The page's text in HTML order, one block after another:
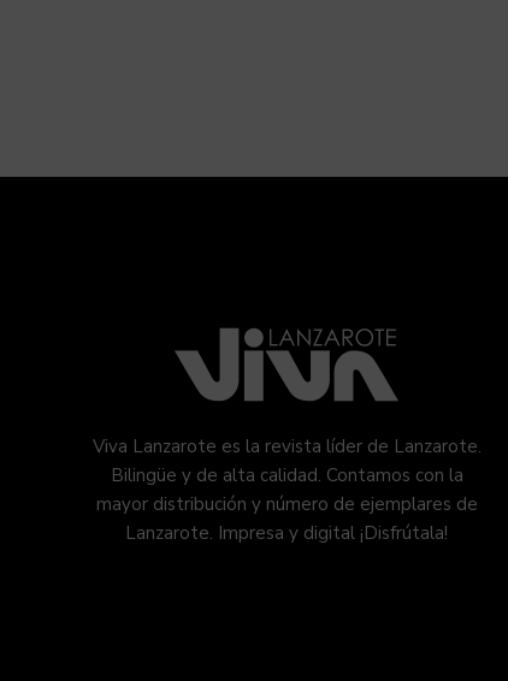
Viva Lanzarote es la revista líder de Lanzarote.
Bilingüe y de alta calidad. Contamos con la
mayor distribución y número de ejemplares de
Lanzarote. Impresa y digital ¡Disfrútala!